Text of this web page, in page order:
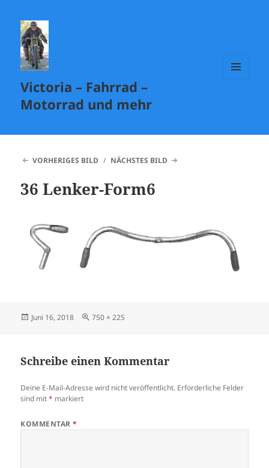
Victoria – Fahrrad –
Motorrad und mehr
VORHERIGES BILD NÄCHSTES BILD
36 Lenker-Form6
Veröffentlicht
Juni 16, 2018 Originalgröße
750 × 225
Schreibe einen Kommentar
Deine E-Mail-Adresse wird nicht veröffentlicht. Erforderliche Felder
sind mit* markiert
KOMMENTAR*